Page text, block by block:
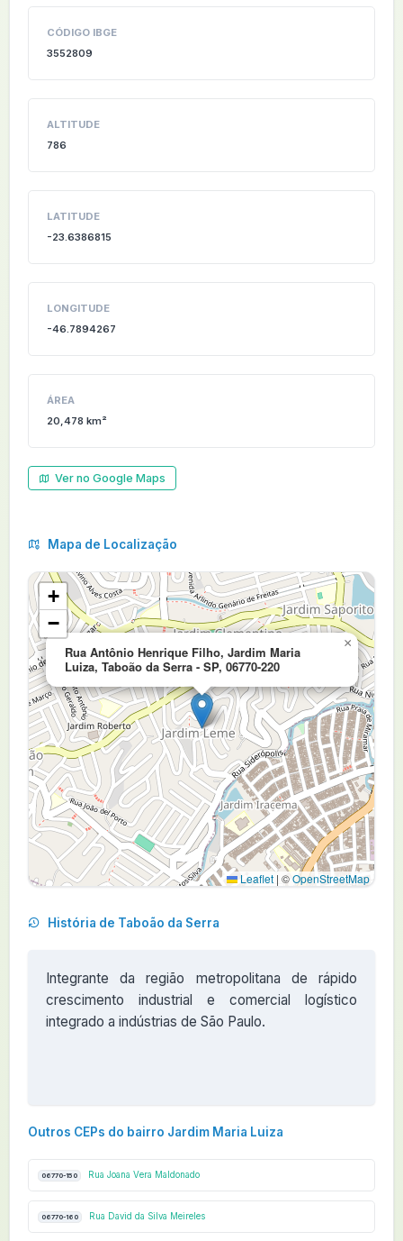
CÓDIGO IBGE
3552809
ALTITUDE
786
LATITUDE
-23.6386815
LONGITUDE
-46.7894267
ÁREA
20,478 km²
Ver no Google Maps
Mapa de Localização
Rua Antônio Henrique Filho, Jardim Maria
Luiza, Taboão da Serra - SP, 06770-220
×
+
−
Leaflet | ©OpenStreetMap
História de Taboão da Serra
Integrante da região metropolitana de rápido
crescimento industrial e comercial logístico
integrado a indústrias de São Paulo.
Outros CEPs do bairro Jardim Maria Luiza
06770-150 Rua Joana Vera Maldonado
06770-160 Rua David da Silva Meireles